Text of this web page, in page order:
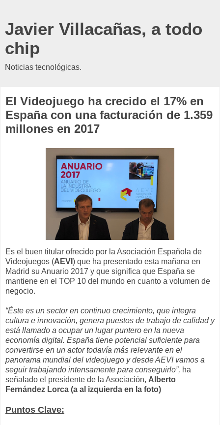
Javier Villacañas, a todo
chip
Noticias tecnológicas.
El Videojuego ha crecido el 17% en
España con una facturación de 1.359
millones en 2017
Es el buen titular ofrecido por la Asociación Española de
Videojuegos (AEVI ) que ha presentado esta mañana en
Madrid su Anuario 2017 y que significa que España se
mantiene en el TOP 10 del mundo en cuanto a volumen de
negocio.
“Éste es un sector en continuo crecimiento, que integra
cultura e innovación, genera puestos de trabajo de calidad y
está llamado a ocupar un lugar puntero en la nueva
economía digital. España tiene potencial suficiente para
convertirse en un actor todavía más relevante en el
panorama mundial del videojuego y desde AEVI vamos a
seguir trabajando intensamente para conseguirlo”, ha
señalado el presidente de la Asociación, Alberto
Fernández Lorca (a al izquierda en la foto)
Puntos Clave: